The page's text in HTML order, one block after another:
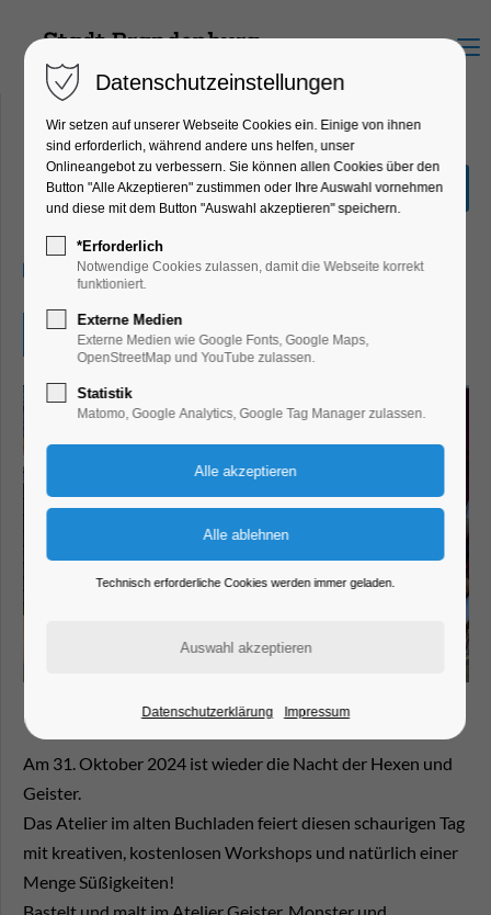
Menu
Halloween-Party
Kinder, Jugend, Kunst, Mitmach-Aktion
31.10.2024, 14:00–18:00
Eintritt frei
Am 31. Oktober 2024 ist wieder die Nacht der Hexen und
Geister.
Das Atelier im alten Buchladen feiert diesen schaurigen Tag
mit kreativen, kostenlosen Workshops und natürlich einer
Menge Süßigkeiten!
Datenschutzeinstellungen
Wir setzen auf unserer Webseite Cookies ein. Einige von ihnen
sind erforderlich, während andere uns helfen, unser
Onlineangebot zu verbessern. Sie können allen Cookies über den
Button "Alle Akzeptieren" zustimmen oder Ihre Auswahl vornehmen
und diese mit dem Button "Auswahl akzeptieren" speichern.
*Erforderlich
Notwendige Cookies zulassen, damit die Webseite korrekt
funktioniert.
Externe Medien
Externe Medien wie Google Fonts, Google Maps,
OpenStreetMap und YouTube zulassen.
Statistik
Matomo, Google Analytics, Google Tag Manager zulassen.
Technisch erforderliche Cookies werden immer geladen.
Datenschutzerklärung Impressum